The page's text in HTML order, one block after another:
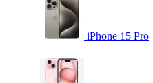
iPhone 15 Pro